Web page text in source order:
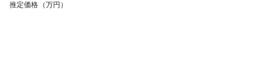
推定価格（万円）